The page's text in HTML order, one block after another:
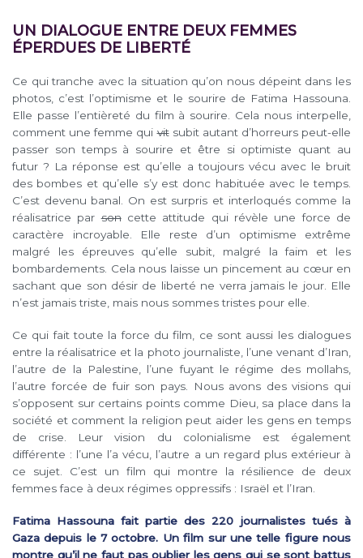
UN DIALOGUE ENTRE DEUX FEMMES
ÉPERDUES DE LIBERTÉ
Ce qui tranche avec la situation qu’on nous dépeint dans les
photos, c’est l’optimisme et le sourire de Fatima Hassouna.
Elle passe l’entièreté du film à sourire. Cela nous interpelle,
comment une femme quivitsubit autant d’horreurs peut-elle
passer son temps à sourire et être si optimiste quant au
futur ? La réponse est qu’elle a toujours vécu avec le bruit
des bombes et qu’elle s’y est donc habituée avec le temps.
C’est devenu banal. On est surpris et interloqués comme la
réalisatrice parsoncette attitude qui révèle une force de
caractère incroyable. Elle reste d’un optimisme extrême
malgré les épreuves qu’elle subit, malgré la faim et les
bombardements. Cela nous laisse un pincement au cœur en
sachant que son désir de liberté ne verra jamais le jour. Elle
n’est jamais triste, mais nous sommes tristes pour elle.
Ce qui fait toute la force du film, ce sont aussi les dialogues
entre la réalisatrice et la photo journaliste, l’une venant d’Iran,
l’autre de la Palestine, l’une fuyant le régime des mollahs,
l’autre forcée de fuir son pays. Nous avons des visions qui
s’opposent sur certains points comme Dieu, sa place dans la
société et comment la religion peut aider les gens en temps
de crise. Leur vision du colonialisme est également
différente : l’une l’a vécu, l’autre a un regard plus extérieur à
ce sujet. C’est un film qui montre la résilience de deux
femmes face à deux régimes oppressifs : Israël et l’Iran.
Fatima Hassouna fait partie des 220 journalistes tués à
Gaza depuis le 7 octobre. Un film sur une telle figure nous
montre qu’il ne faut pas oublier les gens qui se sont battus